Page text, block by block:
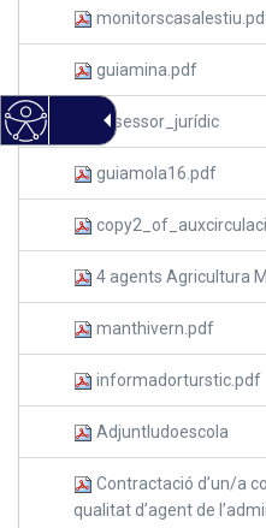
guiamina.pdf
assessor_jurídic
guiamola16.pdf
4 agents Agricultura
manthivern.pdf
informadorturstic.pdf
Adjuntludoescola
Contractació d’un/a
qualitat d’agent de